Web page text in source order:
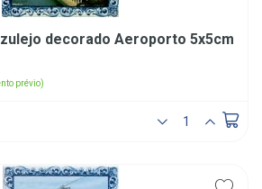
decorado Aeroporto 5x5cm
prévio)